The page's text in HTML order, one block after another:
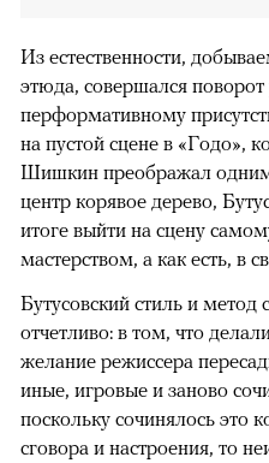
Из естественности,
этюда, совершался поворот
перформативному
на пустой сцене в «Годо»,
Шишкин преображал
центр корявое дерево,
итоге выйти на сцену
мастерством, а как есть, в
Бутусовский стиль и метод
отчетливо: в том, что
желание режиссера
иные, игровые и заново
поскольку сочинялось это
сговора и настроения, то